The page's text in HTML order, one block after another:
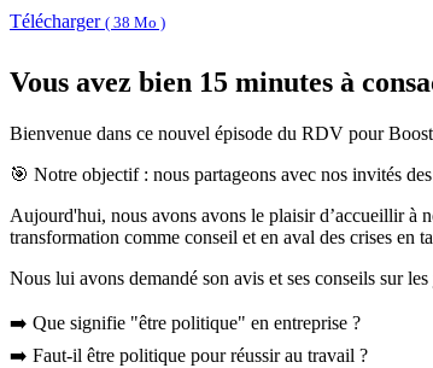
Télécharger ( 38 Mo )
Vous avez bien 15 minutes à
Bienvenue dans ce nouvel épisode du RDV pour
🎯 Notre objectif : nous partageons avec nos invités
Aujourd'hui, nous avons avons le plaisir d’accueillir à
transformation comme conseil et en aval des crises en
Nous lui avons demandé son avis et ses conseils sur les
➡️ Que signifie "être politique" en entreprise ?
➡️ Faut-il être politique pour réussir au travail ?